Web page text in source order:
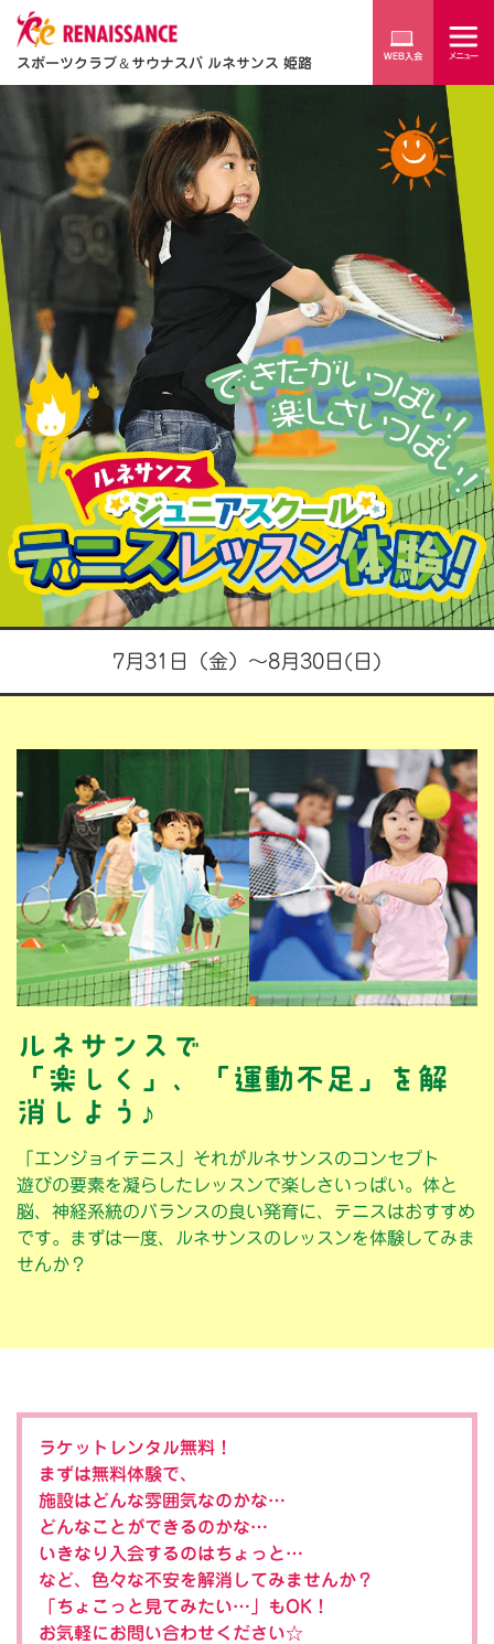
スポーツクラブ＆サウナスパ ルネサンス 姫路
楽
し
さ
い
っ
ぱ
い
！
テ
ニ
ス
レ
ッ
ス
ン
体
験
参
加
者
募
集
中
7月31日（金）～8月30日(日)
ルネサンスで
「楽しく」、「運動不足」を解
消しよう♪
「エンジョイテニス」それがルネサンスのコンセプト
遊びの要素を凝らしたレッスンで楽しさいっぱい。体と
脳、神経系統のバランスの良い発育に、テニスはおすすめ
です。まずは一度、ルネサンスのレッスンを体験してみま
せんか？
ラケットレンタル無料！
まずは無料体験で、
施設はどんな雰囲気なのかな…
どんなことができるのかな…
いきなり入会するのはちょっと…
など、色々な不安を解消してみませんか？
「ちょこっと見てみたい…」もOK！
お気軽にお問い合わせください☆